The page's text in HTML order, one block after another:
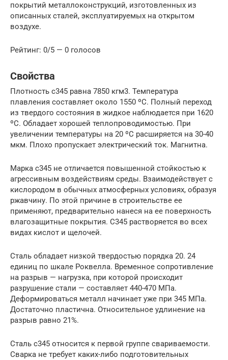
покрытий металлоконструкций, изготовленных из
описанных сталей, эксплуатируемых на открытом
воздухе.
Рейтинг: 0/5 — 0 голосов
Свойства
Плотность с345 равна 7850 кгм3. Температура
плавления составляет около 1550 ºC. Полный переход
из твердого состояния в жидкое наблюдается при 1620
ºC. Обладает хорошей теплопроводимостью. При
увеличении температуры на 20 ºC расширяется на 30-40
мкм. Плохо пропускает электрический ток. Магнитна.
Марка с345 не отличается повышенной стойкостью к
агрессивным воздействиям среды. Взаимодействует с
кислородом в обычных атмосферных условиях, образуя
ржавчину. По этой причине в строительстве ее
применяют, предварительно нанеся на ее поверхность
влагозащитные покрытия. С345 растворяется во всех
видах кислот и щелочей.
Сталь обладает низкой твердостью порядка 20. 24
единиц по шкале Роквелла. Временное сопротивление
на разрыв — нагрузка, при которой происходит
разрушение стали — составляет 440-470 МПа.
Деформироваться металл начинает уже при 345 МПа.
Достаточно пластична. Относительное удлинение на
разрыв равно 21%.
Сталь с345 относится к первой группе свариваемости.
Сварка не требует каких-либо подготовительных